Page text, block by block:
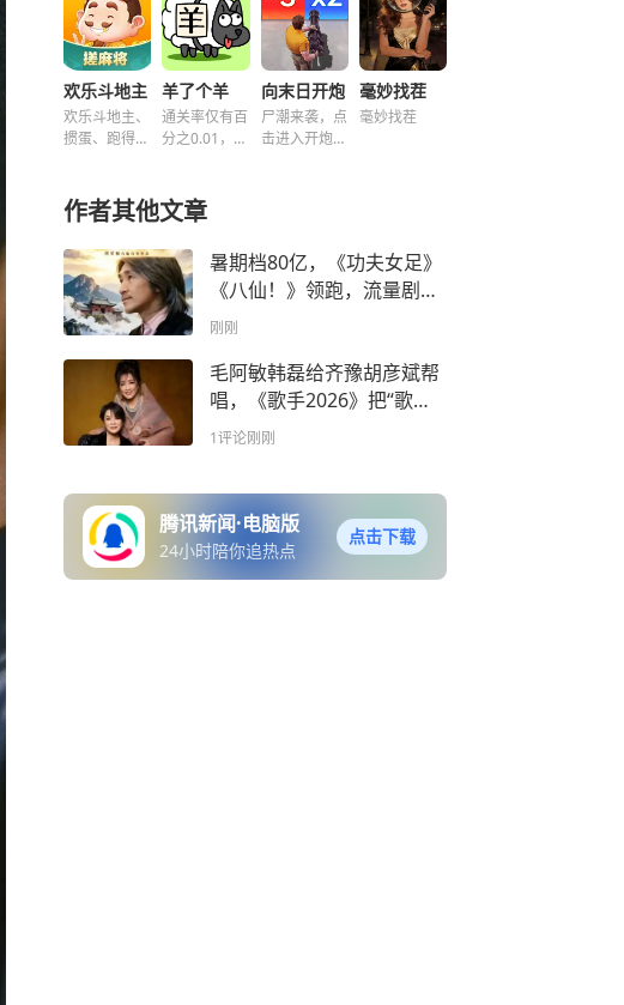
欢乐斗地主
欢乐斗地主、
掼蛋、跑得
羊了个羊
通关率仅有百
分之0.01，快
向末日开炮
尸潮来袭，点
击进入开炮宇
毫妙找茬
毫妙找茬
作者其他文章
暑期档80亿，《功夫女足》
《八仙！》领跑，流量剧为
什么集体掉队了？
刚刚
毛阿敏韩磊给齐豫胡彦斌帮
唱，《歌手2026》把“歌王”
两个字重新定义了一遍
1评论刚刚
腾讯新闻·电脑版
24小时陪你追热点
点击下载